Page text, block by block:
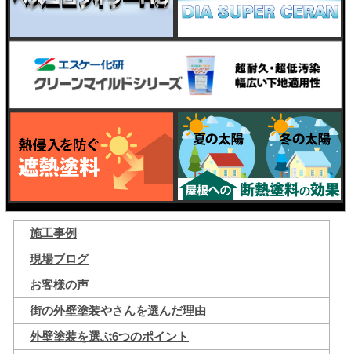
施工事例
現場ブログ
お客様の声
街の外壁塗装やさんを選んだ理由
外壁塗装を選ぶ6つのポイント